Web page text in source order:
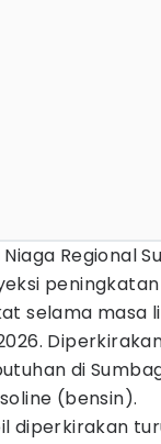
Regional
selama masa
di
(bensin).
diperkirakan